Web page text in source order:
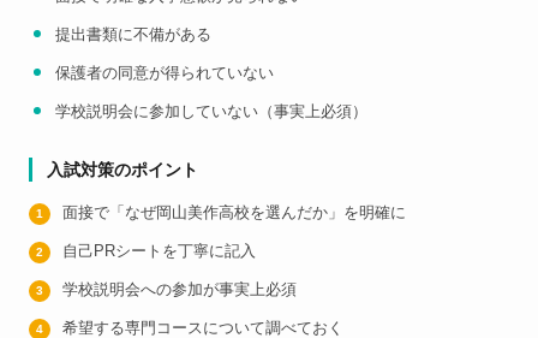
提出書類に不備がある
保護者の同意が得られていない
学校説明会に参加していない（事実上必須）
入試対策のポイント
面接で「なぜ岡山美作高校を選んだか」を明確に
自己PRシートを丁寧に記入
学校説明会への参加が事実上必須
希望する専門コースについて調べておく